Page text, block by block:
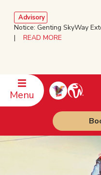
Advisory
Notice: Genting SkyWay
| READ MORE
Menu